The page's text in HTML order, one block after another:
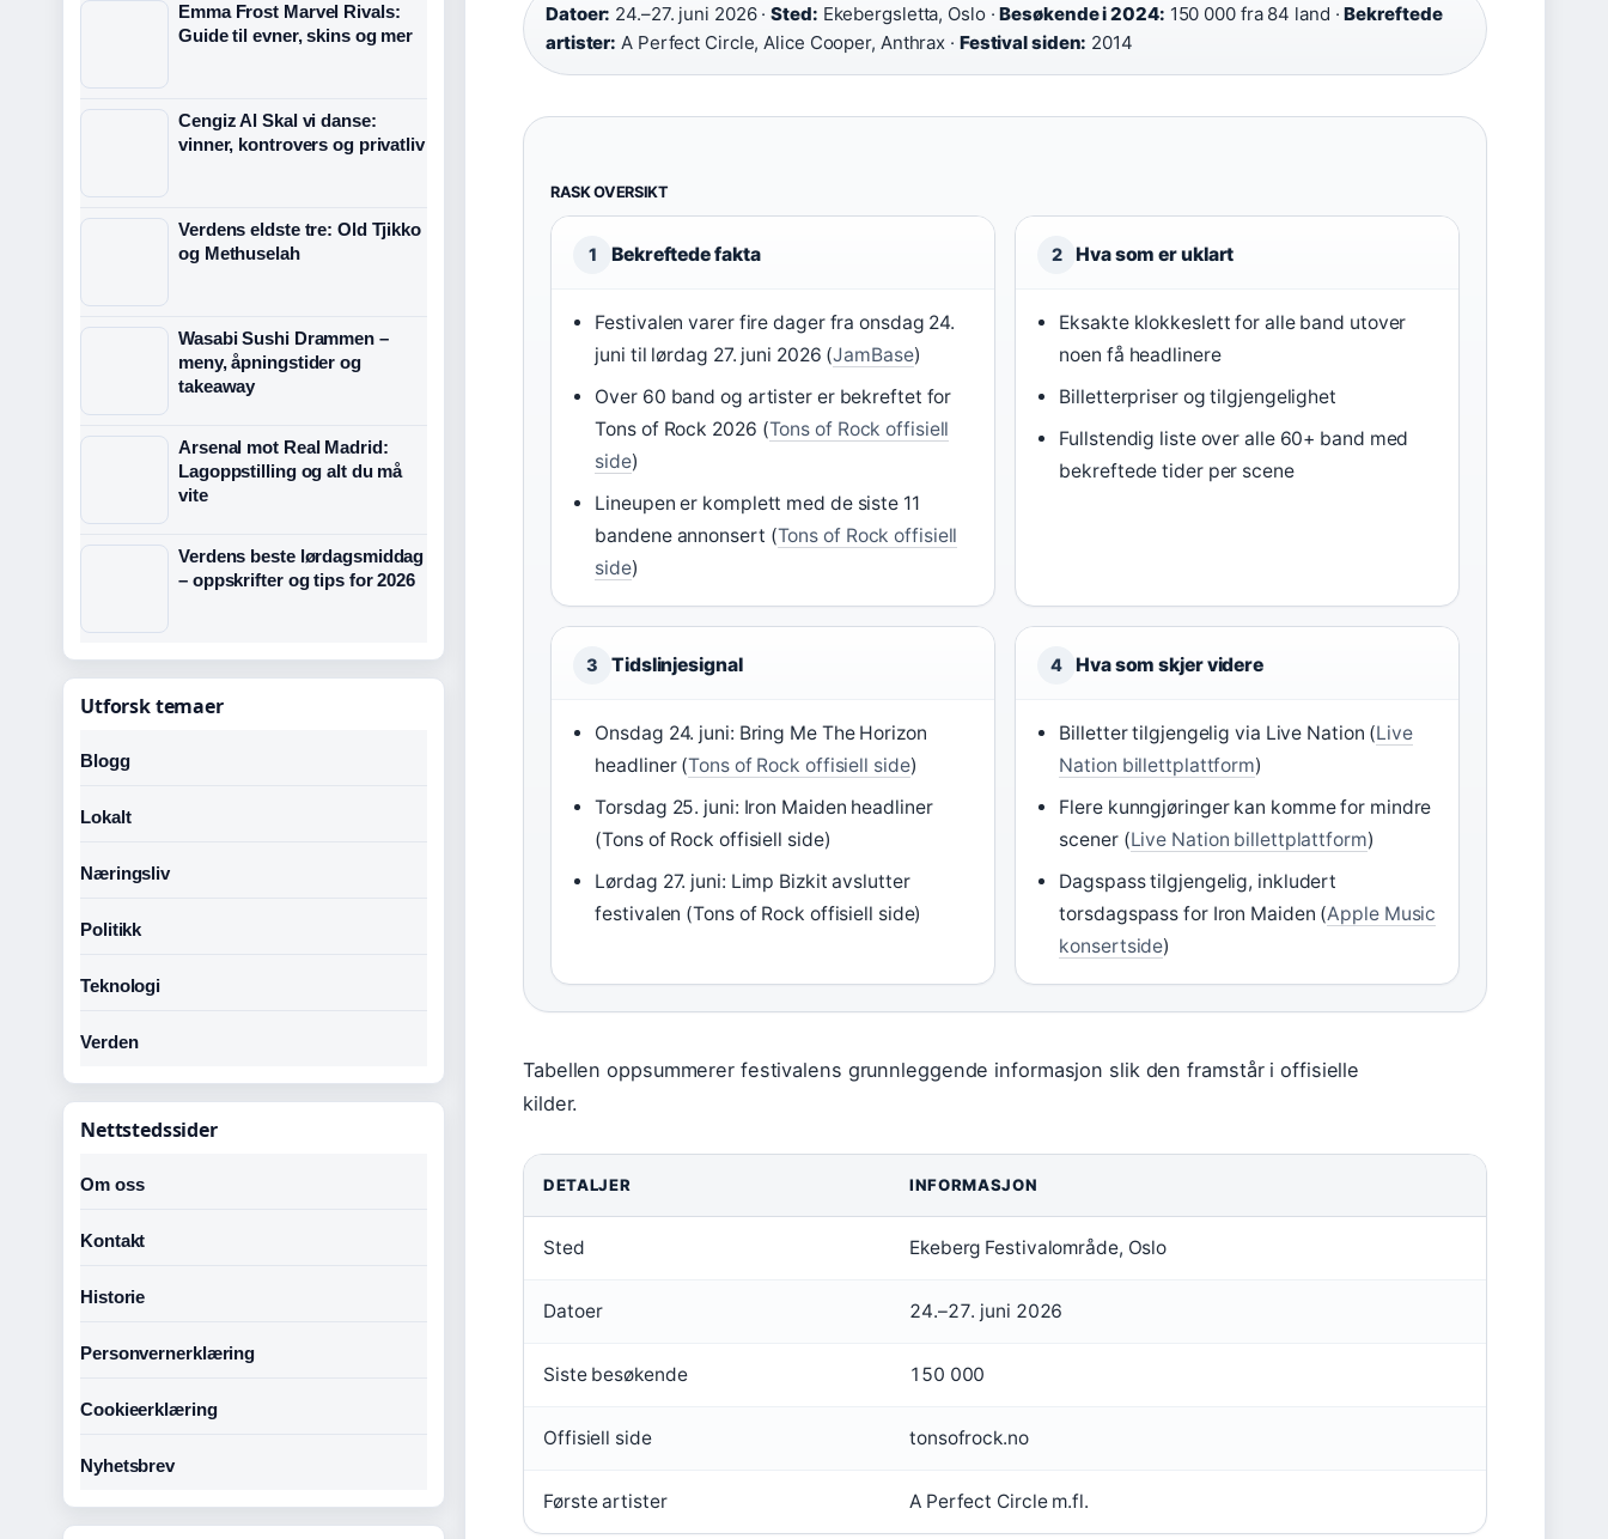
Datoer: 24.–27. juni 2026 ·Sted: Ekebergsletta, Oslo ·Besøkende i 2024: 150 000 fra 84 land ·Bekreftede
artister: A Perfect Circle, Alice Cooper, Anthrax · Festival siden: 2014
RASK OVERSIKT
1 Bekreftede fakta
Festivalen varer fire dager fra onsdag 24.
juni til lørdag 27. juni 2026 (JamBase)
Over 60 band og artister er bekreftet for
Tons of Rock 2026 (Tons of Rock offisiell
side)
Lineupen er komplett med de siste 11
bandene annonsert (Tons of Rock offisiell
side)
2 Hva som er uklart
Eksakte klokkeslett for alle band utover
noen få headlinere
Billetterpriser og tilgjengelighet
Fullstendig liste over alle 60+ band med
bekreftede tider per scene
3 Tidslinjesignal
Onsdag 24. juni: Bring Me The Horizon
headliner (Tons of Rock offisiell side)
Torsdag 25. juni: Iron Maiden headliner
(Tons of Rock offisiell side)
Lørdag 27. juni: Limp Bizkit avslutter
festivalen (Tons of Rock offisiell side)
4 Hva som skjer videre
Billetter tilgjengelig via Live Nation (Live
Nation billettplattform)
Flere kunngjøringer kan komme for mindre
scener (Live Nation billettplattform)
Dagspass tilgjengelig, inkludert
torsdagspass for Iron Maiden (Apple Music
konsertside)
Tabellen oppsummerer festivalens grunnleggende informasjon slik den framstår i offisielle
kilder.
DETALJER INFORMASJON
Sted Ekeberg Festivalområde, Oslo
Datoer 24.–27. juni 2026
Siste besøkende 150 000
Offisiell side tonsofrock.no
Første artister A Perfect Circle m.fl.
Emma Frost Marvel Rivals:
Guide til evner, skins og mer
Cengiz Al Skal vi danse:
vinner, kontrovers og privatliv
Verdens eldste tre: Old Tjikko
og Methuselah
Wasabi Sushi Drammen –
meny, åpningstider og
takeaway
Arsenal mot Real Madrid:
Lagoppstilling og alt du må
vite
Verdens beste lørdagsmiddag
– oppskrifter og tips for 2026
Utforsk temaer
Blogg
Lokalt
Næringsliv
Politikk
Teknologi
Verden
Nettstedssider
Om oss
Kontakt
Historie
Personvernerklæring
Cookieerklæring
Nyhetsbrev